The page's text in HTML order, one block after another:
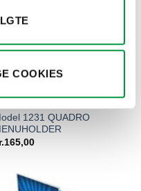
COOKIES
1231 QUADRO
165,00